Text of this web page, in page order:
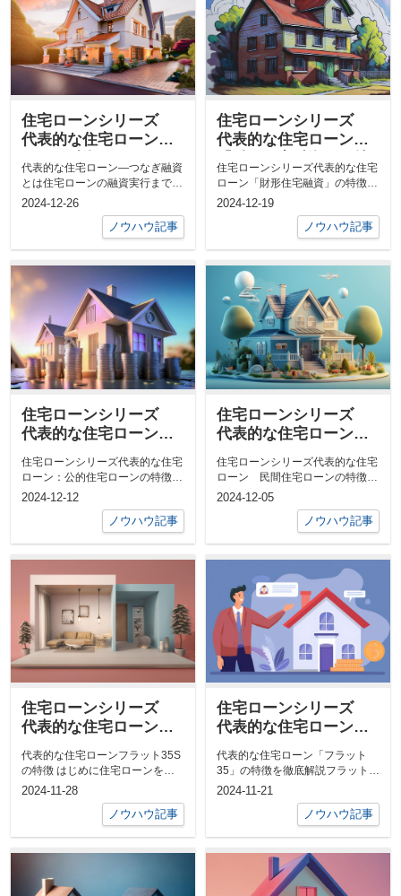
住宅ローンシリーズ
代表的な住宅ローン―
つなぎ融資とは
代表的な住宅ローン―つなぎ融資
とは住宅ローンの融資実行までの
間に、一時的に利用される「つな
2024-12-26
ノウハウ記事
住宅ローンシリーズ
代表的な住宅ローン
「財形住宅融資」の特
徴
住宅ローンシリーズ代表的な住宅
ローン「財形住宅融資」の特徴財
形住宅融資は、多くの方にとって
2024-12-19
ノウハウ記事
住宅ローンシリーズ
代表的な住宅ローン：
と注意点
住宅ローンシリーズ代表的な住宅
ローン：公的住宅ローンの特徴と
注意点導入文住宅を購入する際、
2024-12-12
ノウハウ記事
住宅ローンシリーズ
代表的な住宅ローン
住宅ローンシリーズ代表的な住宅
ローン 民間住宅ローンの特徴民
間住宅ローンとは？住宅を購入す
2024-12-05
ノウハウ記事
住宅ローンシリーズ
代表的な住宅ローンフ
ラット35Sの特徴
代表的な住宅ローンフラット35S
の特徴 はじめに住宅ローンを選
ぶ際に、フラット35は非常に...
2024-11-28
ノウハウ記事
住宅ローンシリーズ
代表的な住宅ローン
「フラット35」の特徴
を徹底解説
代表的な住宅ローン「フラット
35」の特徴を徹底解説フラット
35とは？その特徴と仕組みを知ろ
2024-11-21
ノウハウ記事